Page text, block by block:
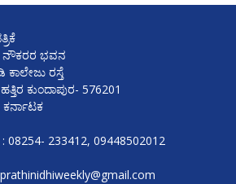
ನೌಕರರ ಭವನ
ರಸ್ತೆ
ಕುಂದಾಪುರ- 576201
08254- 233412, 09448502012